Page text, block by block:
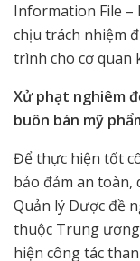
Information File –
chịu trách nhiệm
trình cho cơ quan
Xử phạt nghiêm
buôn bán mỹ
Để thực hiện tốt
bảo đảm an toàn,
Quản lý Dược đề
thuộc Trung
hiện công tác